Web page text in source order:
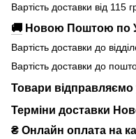
Вартість доставки від 115
🚚 Новою Поштою по
Вартість доставки до
Вартість доставки до
Товари
Терміни доставки
₴ Онлайн оплата на